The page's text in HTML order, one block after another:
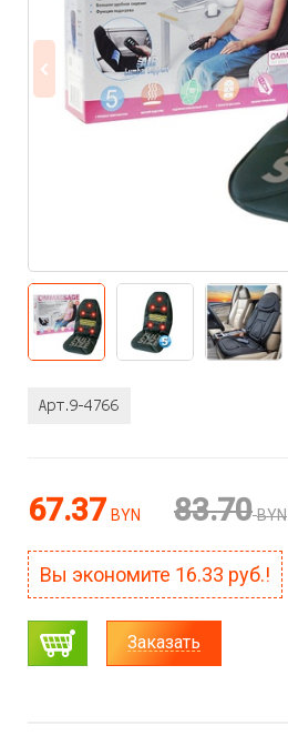
67.37 BYN 83.70 BYN
Вы экономите 16.33 руб.!
Заказать